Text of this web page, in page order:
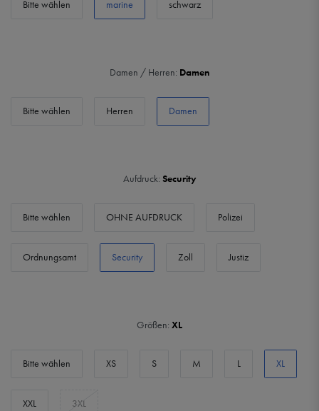
Bitte wählen marine schwarz
Damen / Herren: Damen
Bitte wählen Herren Damen
Aufdruck: Security
Bitte wählen OHNE AUFDRUCK Polizei
Ordnungsamt Security Zoll Justiz
Größen: XL
Bitte wählen XS S M L XL
XXL 3XL